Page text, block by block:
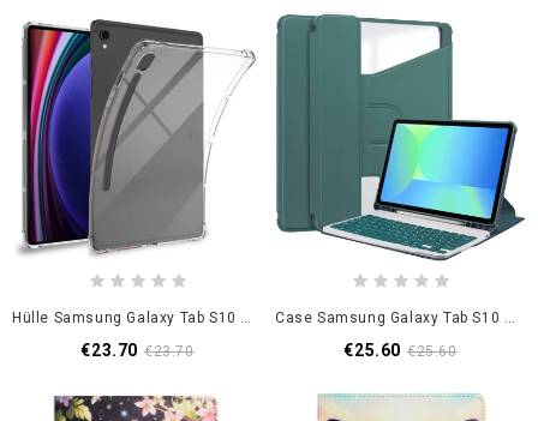
Hülle Samsung Galaxy Tab S10 Fe Transparentes Hd
€23.70 €23.70
Case Samsung Galaxy Tab S10 Fe Handyhülle Drehbarer Ständer
€25.60 €25.60